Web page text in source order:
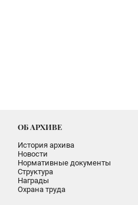
ОБ АРХИВЕ
История архива
Новости
Нормативные документы
Структура
Награды
Охрана труда